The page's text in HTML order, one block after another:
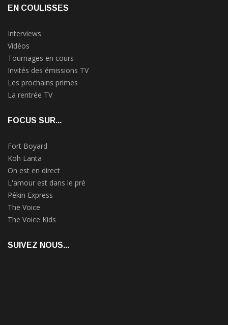
EN COULISSES
Interviews
Vidéos
Tournages en cours
Invités des émissions TV
Les prochains primes
La rentrée TV
FOCUS SUR...
Fort Boyard
Koh Lanta
On est en direct
L'amour est dans le pré
Pékin Express
The Voice
The Voice Kids
SUIVEZ NOUS...